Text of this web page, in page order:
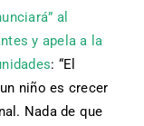
al
y apela a la
: “El
niño es crecer
Nada de que